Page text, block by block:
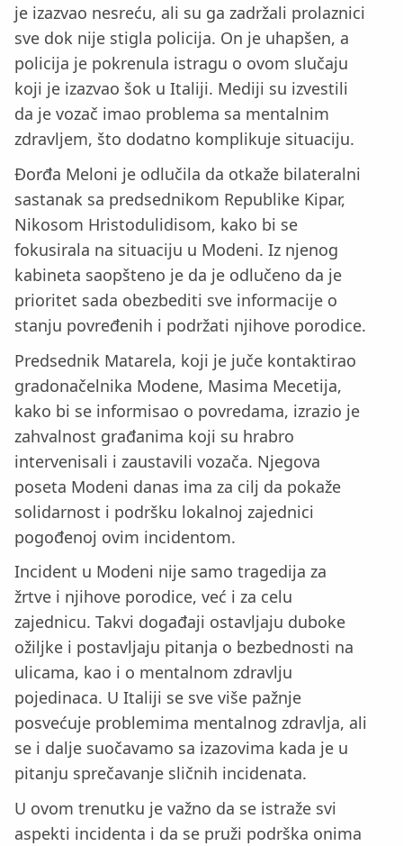
je izazvao nesreću, ali su ga zadržali prolaznici
sve dok nije stigla policija. On je uhapšen, a
policija je pokrenula istragu o ovom slučaju
koji je izazvao šok u Italiji. Mediji su izvestili
da je vozač imao problema sa mentalnim
zdravljem, što dodatno komplikuje situaciju.
Đorđa Meloni je odlučila da otkaže bilateralni
sastanak sa predsednikom Republike Kipar,
Nikosom Hristodulidisom, kako bi se
fokusirala na situaciju u Modeni. Iz njenog
kabineta saopšteno je da je odlučeno da je
prioritet sada obezbediti sve informacije o
stanju povređenih i podržati njihove porodice.
Predsednik Matarela, koji je juče kontaktirao
gradonačelnika Modene, Masima Mecetija,
kako bi se informisao o povredama, izrazio je
zahvalnost građanima koji su hrabro
intervenisali i zaustavili vozača. Njegova
poseta Modeni danas ima za cilj da pokaže
solidarnost i podršku lokalnoj zajednici
pogođenoj ovim incidentom.
Incident u Modeni nije samo tragedija za
žrtve i njihove porodice, već i za celu
zajednicu. Takvi događaji ostavljaju duboke
ožiljke i postavljaju pitanja o bezbednosti na
ulicama, kao i o mentalnom zdravlju
pojedinaca. U Italiji se sve više pažnje
posvećuje problemima mentalnog zdravlja, ali
se i dalje suočavamo sa izazovima kada je u
pitanju sprečavanje sličnih incidenata.
U ovom trenutku je važno da se istraže svi
aspekti incidenta i da se pruži podrška onima